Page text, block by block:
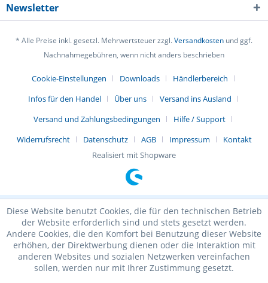
Newsletter
* Alle Preise inkl. gesetzl. Mehrwertsteuer zzgl.Versandkosten und ggf.
Nachnahmegebühren, wenn nicht anders beschrieben
Cookie-Einstellungen Downloads
Händlerbereich
Infos für den Handel
Über uns
Versand ins Ausland
Versand und Zahlungsbedingungen
Hilfe / Support
Widerrufsrecht
Datenschutz AGB Impressum
Kontakt
Realisiert mit Shopware
Diese Website benutzt Cookies, die für den technischen Betrieb
der Website erforderlich sind und stets gesetzt werden.
Andere Cookies, die den Komfort bei Benutzung dieser Website
erhöhen, der Direktwerbung dienen oder die Interaktion mit
anderen Websites und sozialen Netzwerken vereinfachen
sollen, werden nur mit Ihrer Zustimmung gesetzt.